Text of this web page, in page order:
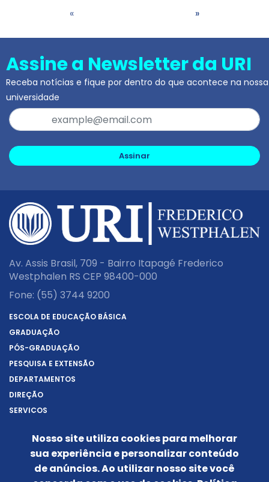
« »
Assine a Newsletter da URI
Receba notícias e fique por dentro do que acontece na nossa
universidade
Assinar
Av. Assis Brasil, 709 - Bairro Itapagé Frederico
Westphalen RS CEP 98400-000
Fone: (55) 3744 9200
ESCOLA DE EDUCAÇÃO BÁSICA
GRADUAÇÃO
PÓS-GRADUAÇÃO
PESQUISA E EXTENSÃO
DEPARTAMENTOS
DIREÇÃO
SERVIÇOS
REITORIA
NOTÍCIAS
CONHEÇA O CÂMPUS
Nosso site utiliza cookies para melhorar
sua experiência e personalizar conteúdo
de anúncios. Ao utilizar nosso site você